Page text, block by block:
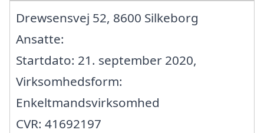
Drewsensvej 52, 8600 Silkeborg
Ansatte:
Startdato: 21. september 2020,
Virksomhedsform:
Enkeltmandsvirksomhed
CVR: 41692197